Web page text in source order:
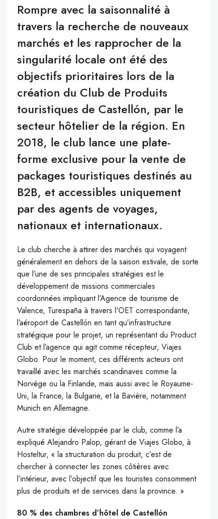
Rompre avec la saisonnalité à
travers la recherche de nouveaux
marchés et les rapprocher de la
singularité locale ont été des
objectifs prioritaires lors de la
création du Club de Produits
touristiques de Castellón, par le
secteur hôtelier de la région. En
2018, le club lance une plate-
forme exclusive pour la vente de
packages touristiques destinés au
B2B, et accessibles uniquement
par des agents de voyages,
nationaux et internationaux.
Le club cherche à attirer des marchés qui voyagent
généralement en dehors de la saison estivale, de sorte
que l’une de ses principales stratégies est le
développement de missions commerciales
coordonnées impliquant l’Agence de tourisme de
Valence, Turespaña à travers l’OET correspondante,
l’aéroport de Castellón en tant qu’infrastructure
stratégique pour le projet, un représentant du Product
Club et l’agence qui agit comme récepteur, Viajes
Globo. Pour le moment, ces différents acteurs ont
travaillé avec les marchés scandinaves comme la
Norvège ou la Finlande, mais aussi avec le Royaume-
Uni, la France, la Bulgarie, et la Bavière, notamment
Munich en Allemagne.
Autre stratégie développée par le club, comme l’a
expliqué Alejandro Palop, gérant de Viajes Globo, à
Hosteltur, « la structuration du produit, c’est de
chercher à connecter les zones côtières avec
l’intérieur, avec l’objectif que les touristes consomment
plus de produits et de services dans la province. »
80 % des chambres d’hôtel de Castellón